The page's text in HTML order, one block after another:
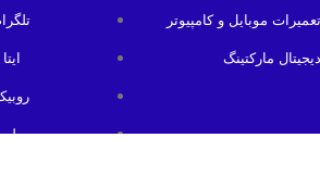
تعمیرات موبایل و کامپیوتر
دیجیتال مارکتینگ ایتا
بله